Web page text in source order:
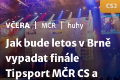
CS2
VČERA | MČR | huhy
Jak bude letos v Brně
vypadat finále
Tipsport MČR CS a